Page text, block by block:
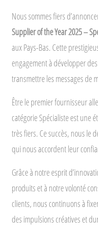
Nous sommes fiers
Supplier of the Year 2025 –
aux Pays-Bas. Cette
engagement à développer
transmettre les messages de
Être le premier fournisseur
catégorie Spécialiste est une
très fiers. Ce succès, nous le
qui nous accordent leur
Grâce à notre esprit
produits et à notre volonté
clients, nous continuons à
des impulsions créatives et